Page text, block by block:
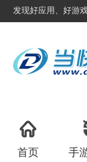
发现好应用、好游
首页 手